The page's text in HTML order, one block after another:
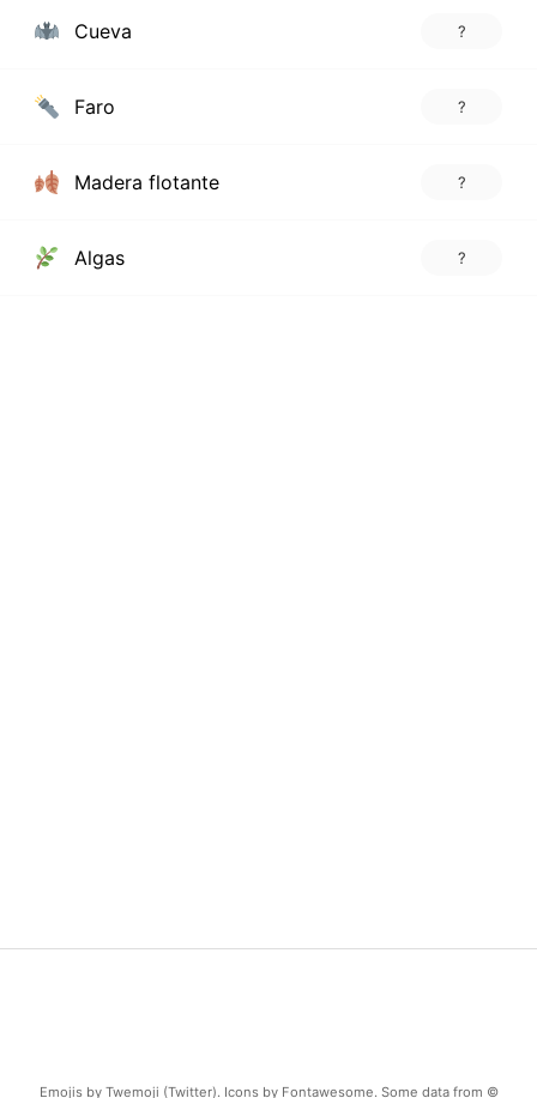
Cueva ?
Faro ?
Madera flotante ?
Algas ?
Emojis by Twemoji (Twitter). Icons by Fontawesome. Some data from ©